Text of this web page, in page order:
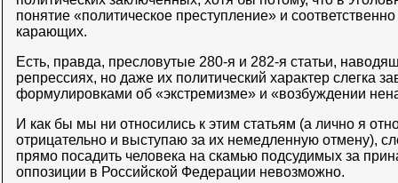
понятие «политическое преступление» и соответственно
карающих.
Есть, правда, пресловутые 280-я и 282-я статьи,
репрессиях, но даже их политический характер слегка
формулировками об «экстремизме» и «возбуждении
И как бы мы ни относились к этим статьям (а лично я
отрицательно и выступаю за их немедленную отмену),
прямо посадить человека на скамью подсудимых за
оппозиции в Российской Федерации невозможно.